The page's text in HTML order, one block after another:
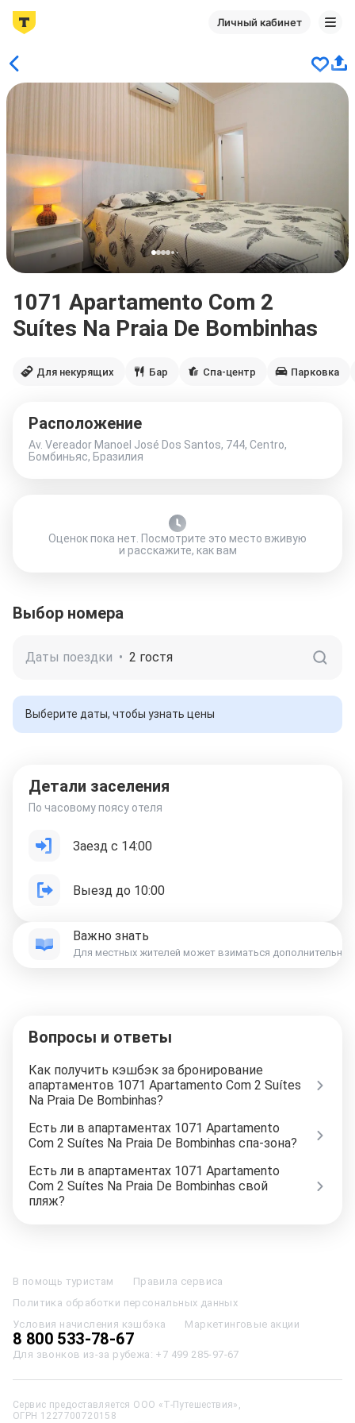
Личный кабинет
1071 Apartamento Com 2
Suítes Na Praia De Bombinhas
Для некурящих Бар Спа-центр Парковка
Расположение
Av. Vereador Manoel José Dos Santos, 744, Centro,
Бомбиньяс, Бразилия
Оценок пока нет. Посмотрите это место вживую
и расскажите, как вам
Выбор номера
Даты поездки • 2 гостя
Выберите даты, чтобы узнать цены
Детали заселения
По часовому поясу отеля
Заезд с 14:00
Выезд до 10:00
Важно знать
Для местных жителей может взиматься
Вопросы и ответы
Как получить кэшбэк за бронирование
апартаментов 1071 Apartamento Com 2 Suítes
Na Praia De Bombinhas?
Есть ли в апартаментах 1071 Apartamento
Com 2 Suítes Na Praia De Bombinhas спа-зона?
Есть ли в апартаментах 1071 Apartamento
Com 2 Suítes Na Praia De Bombinhas свой
пляж?
Отели в КазаниОтели в Нижнем Новгороде
Отель ПрезидентОтель Рэдиссон в СочиГостиница в Калининграде
Отель Гринвуд Отели в АдлереОтель Soluxe в Москве
Отель Измайлово АльфаОтели в Сочи
Отели в Абхазии
Отели в СортавалеЕще
В помощь туристам
Правила сервиса
Политика обработки персональных данных
Условия начисления кэшбэка
Маркетинговые акции
8 800 533-78-67
Для звонков из-за рубежа: +7 499 285-97-67
Сервис предоставляется ООО «Т-Путешествия»,
ОГРН 1227700720158